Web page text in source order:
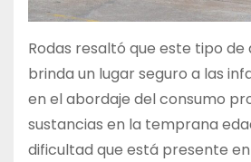
Rodas resaltó que este tipo de
brinda un lugar seguro a las
en el abordaje del consumo
sustancias en la temprana
dificultad que está presente